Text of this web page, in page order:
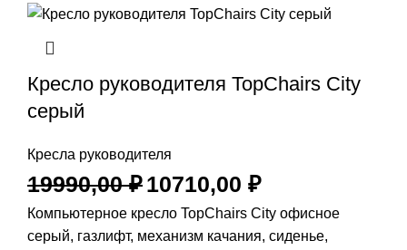
Кресло руководителя TopChairs City
серый
Кресла руководителя
19990,00₽10710,00 ₽
Компьютерное кресло TopChairs City офисное
серый, газлифт, механизм качания, сиденье,